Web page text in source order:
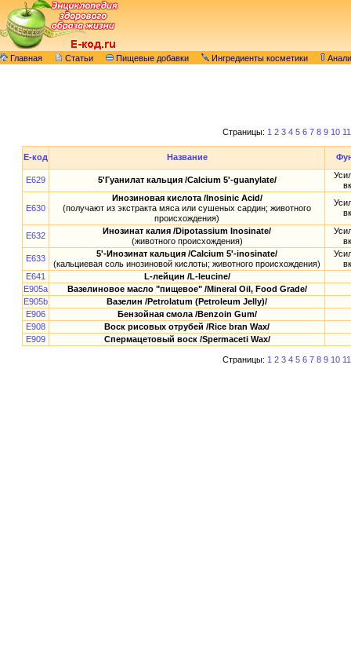
Главная Статьи Пищевые добавки Ингредиенты косметики
Страницы: 1 2 3 4 5 6 7 8 9 10 11
E-код Название
E629 5'Гуанилат кальция /Calcium 5'-guanylate/
E630
Инозиновая кислота /Inosinic Acid/
(получают из экстракта мяса или сушеных сардин; животного
происхождения)
E632
Инозинат калия /Dipotassium Inosinate/
(животного происхождения)
E633
5'-Инозинат кальция /Calcium 5'-inosinate/
(кальциевая соль инозиновой кислоты; животного происхождения)
E641
L-лейцин /L-leucine/
E905a
Вазелиновое масло "пищевое" /Mineral Oil, Food Grade/
E905b
Вазелин /Petrolatum (Petroleum Jelly)/
E906
Бензойная смола /Benzoin Gum/
E908
Воск рисовых отрубей /Rice bran Wax/
E909
Спермацетовый воск /Spermaceti Wax/
Страницы: 1 2 3 4 5 6 7 8 9 10 11